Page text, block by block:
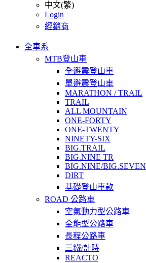
中文(繁)
Login
經銷商
全車系
MTB登山車
全避震登山車
單避震登山車
MARATHON / TRAIL
TRAIL
ALL MOUNTAIN
ONE-FORTY
ONE-TWENTY
NINETY-SIX
BIG.TRAIL
BIG.NINE TR
BIG.NINE/BIG.SEVEN
DIRT
基礎登山車款
ROAD 公路車
空氣動力型公路車
全能型公路車
長程公路車
三鐵/計時
REACTO